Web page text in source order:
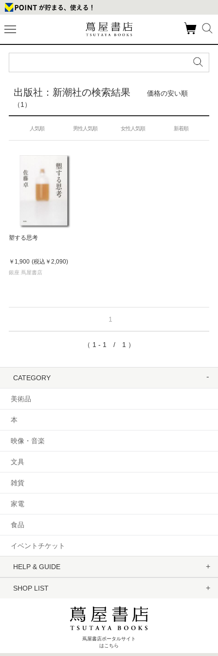
出版社：新潮社の検索結果
価格の安い順
（1）
人気順 男性人気順 女性人気順 新着順
塑する思考
￥1,900 (税込 ￥2,090)
銀座 蔦屋書店
1
（ 1 - 1 / 1 ）
CATEGORY
美術品
本
映像・音楽
文具
雑貨
家電
食品
イベントチケット
HELP & GUIDE
SHOP LIST
蔦屋書店ポータルサイト
はこちら